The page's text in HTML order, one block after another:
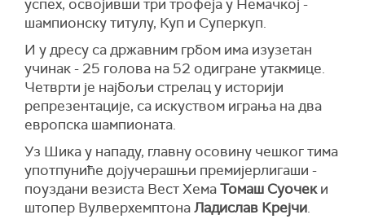
успех, освојивши три трофеја у Немачкој -
шампионску титулу, Куп и Суперкуп.
И у дресу са државним грбом има изузетан
учинак - 25 голова на 52 одигране утакмице.
Четврти је најбољи стрелац у историји
репрезентације, са искуством играња на два
европска шампионата.
Уз Шика у нападу, главну осовину чешког тима
употпуниће дојучерашњи премијерлигаши -
поуздани везиста Вест ХемаТомаш Суочеки
штопер ВулверхемптонаЛадислав Крејчи.